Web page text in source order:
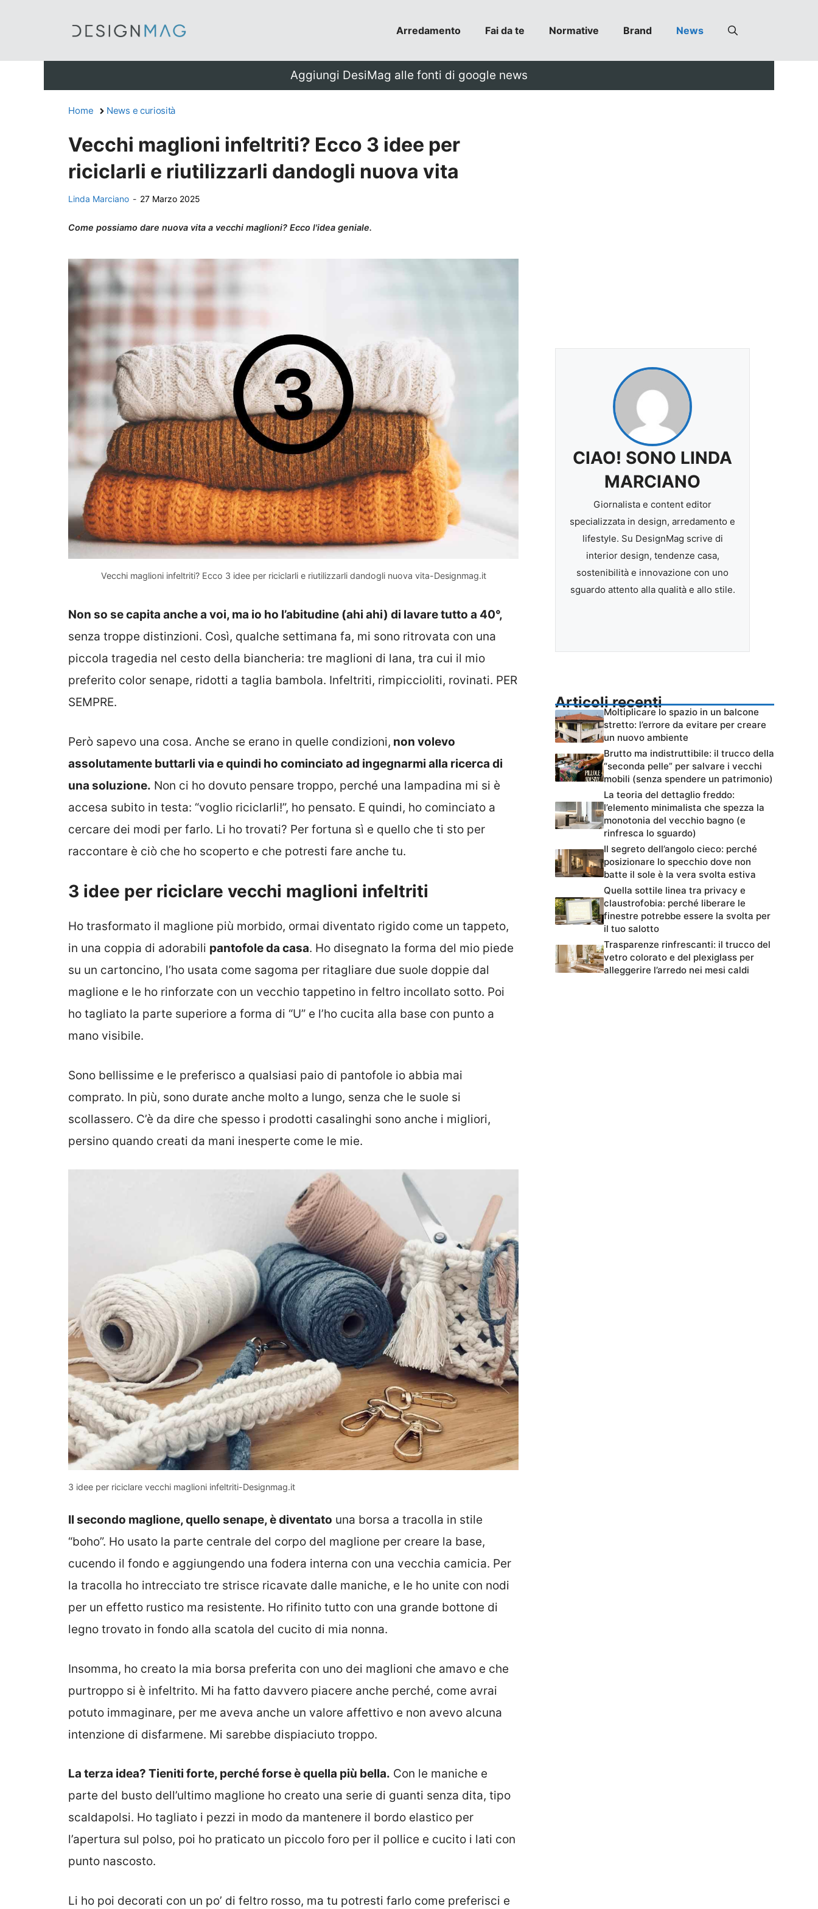
Arredamento Fai da te Normative Brand News
Aggiungi DesiMag alle fonti di google news
Home News e curiosità
Vecchi maglioni infeltriti? Ecco 3 idee per
riciclarli e riutilizzarli dandogli nuova vita
Linda Marciano - 27 Marzo 2025
Come possiamo dare nuova vita a vecchi maglioni? Ecco l'idea geniale.
Vecchi maglioni infeltriti? Ecco 3 idee per riciclarli e riutilizzarli dandogli nuova vita-Designmag.it
Non so se capita anche a voi, ma io ho l’abitudine (ahi ahi) di lavare tutto a 40°,
senza troppe distinzioni. Così, qualche settimana fa, mi sono ritrovata con una
piccola tragedia nel cesto della biancheria: tre maglioni di lana, tra cui il mio
preferito color senape, ridotti a taglia bambola. Infeltriti, rimpiccioliti, rovinati. PER
SEMPRE.
Però sapevo una cosa. Anche se erano in quelle condizioni, non volevo
assolutamente buttarli via e quindi ho cominciato ad ingegnarmi alla ricerca di
una soluzione. Non ci ho dovuto pensare troppo, perché una lampadina mi si è
accesa subito in testa: “voglio riciclarli!”, ho pensato. E quindi, ho cominciato a
cercare dei modi per farlo. Li ho trovati? Per fortuna sì e quello che ti sto per
raccontare è ciò che ho scoperto e che potresti fare anche tu.
3 idee per riciclare vecchi maglioni infeltriti
Ho trasformato il maglione più morbido, ormai diventato rigido come un tappeto,
in una coppia di adorabili pantofole da casa. Ho disegnato la forma del mio piede
su un cartoncino, l’ho usata come sagoma per ritagliare due suole doppie dal
maglione e le ho rinforzate con un vecchio tappetino in feltro incollato sotto. Poi
ho tagliato la parte superiore a forma di “U” e l’ho cucita alla base con punto a
mano visibile.
Sono bellissime e le preferisco a qualsiasi paio di pantofole io abbia mai
comprato. In più, sono durate anche molto a lungo, senza che le suole si
scollassero. C’è da dire che spesso i prodotti casalinghi sono anche i migliori,
persino quando creati da mani inesperte come le mie.
3 idee per riciclare vecchi maglioni infeltriti-Designmag.it
Il secondo maglione, quello senape, è diventato una borsa a tracolla in stile
“boho”. Ho usato la parte centrale del corpo del maglione per creare la base,
cucendo il fondo e aggiungendo una fodera interna con una vecchia camicia. Per
la tracolla ho intrecciato tre strisce ricavate dalle maniche, e le ho unite con nodi
per un effetto rustico ma resistente. Ho rifinito tutto con una grande bottone di
legno trovato in fondo alla scatola del cucito di mia nonna.
Insomma, ho creato la mia borsa preferita con uno dei maglioni che amavo e che
purtroppo si è infeltrito. Mi ha fatto davvero piacere anche perché, come avrai
potuto immaginare, per me aveva anche un valore affettivo e non avevo alcuna
intenzione di disfarmene. Mi sarebbe dispiaciuto troppo.
La terza idea? Tieniti forte, perché forse è quella più bella. Con le maniche e
parte del busto dell’ultimo maglione ho creato una serie di guanti senza dita, tipo
scaldapolsi. Ho tagliato i pezzi in modo da mantenere il bordo elastico per
l’apertura sul polso, poi ho praticato un piccolo foro per il pollice e cucito i lati con
punto nascosto.
Li ho poi decorati con un po’ di feltro rosso, ma tu potresti farlo come preferisci e
CIAO! SONO LINDA
MARCIANO
Giornalista e content editor
specializzata in design, arredamento e
lifestyle. Su DesignMag scrive di
interior design, tendenze casa,
sostenibilità e innovazione con uno
sguardo attento alla qualità e allo stile.
Articoli recenti
Moltiplicare lo spazio in un balcone
stretto: l’errore da evitare per creare
un nuovo ambiente
Brutto ma indistruttibile: il trucco della
“seconda pelle” per salvare i vecchi
mobili (senza spendere un patrimonio)
La teoria del dettaglio freddo:
l’elemento minimalista che spezza la
monotonia del vecchio bagno (e
rinfresca lo sguardo)
Il segreto dell’angolo cieco: perché
posizionare lo specchio dove non
batte il sole è la vera svolta estiva
Quella sottile linea tra privacy e
claustrofobia: perché liberare le
finestre potrebbe essere la svolta per
il tuo salotto
Trasparenze rinfrescanti: il trucco del
vetro colorato e del plexiglass per
alleggerire l’arredo nei mesi caldi